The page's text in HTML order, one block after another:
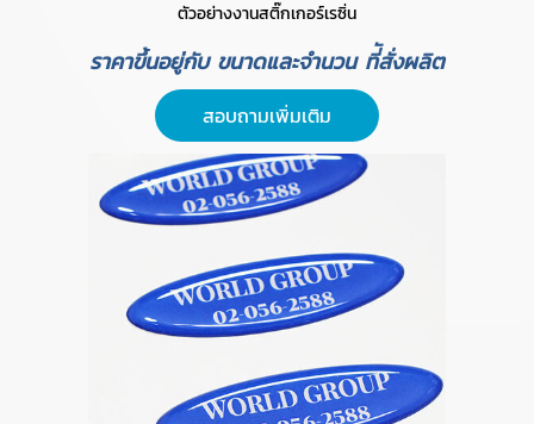
ตัวอย่างงานสติ๊กเกอร์เรซิ่น
ราคาขึ้นอยู่กับ ขนาดและจำนวน ที่ัสั่งผลิต
สอบถามเพิ่มเติม